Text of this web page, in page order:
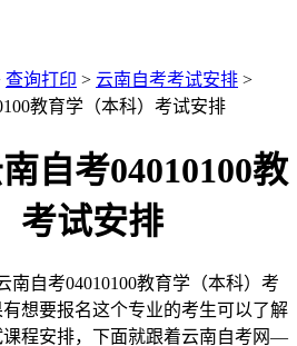
查询打印 > 云南自考考试安排 >
教育学（本科）考试安排
自考04010100教
考试安排
自考04010100教育学（本科）考
想要报名这个专业的考生可以了解
程安排，下面就跟着云南自考网—